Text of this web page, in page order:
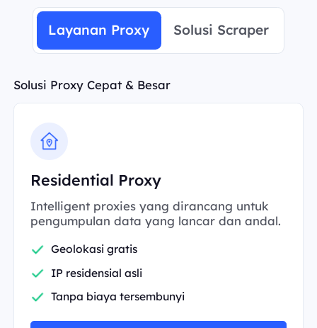
Layanan Proxy Solusi Scraper
Solusi Proxy Cepat & Besar
Residential Proxy
Intelligent proxies yang dirancang untuk
pengumpulan data yang lancar dan andal.
Geolokasi gratis
IP residensial asli
Tanpa biaya tersembunyi